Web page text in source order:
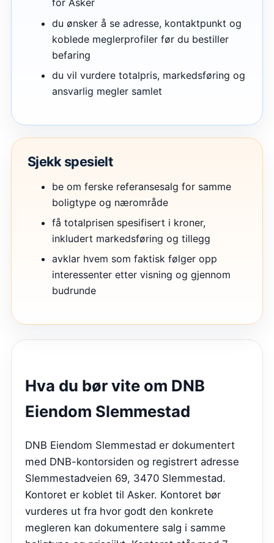
for Asker
du ønsker å se adresse, kontaktpunkt og
koblede meglerprofiler før du bestiller
befaring
du vil vurdere totalpris, markedsføring og
ansvarlig megler samlet
Sjekk spesielt
be om ferske referansesalg for samme
boligtype og nærområde
få totalprisen spesifisert i kroner,
inkludert markedsføring og tillegg
avklar hvem som faktisk følger opp
interessenter etter visning og gjennom
budrunde
Hva du bør vite om DNB
Eiendom Slemmestad
DNB Eiendom Slemmestad er dokumentert
med DNB-kontorsiden og registrert adresse
Slemmestadveien 69, 3470 Slemmestad.
Kontoret er koblet til Asker. Kontoret bør
vurderes ut fra hvor godt den konkrete
megleren kan dokumentere salg i samme